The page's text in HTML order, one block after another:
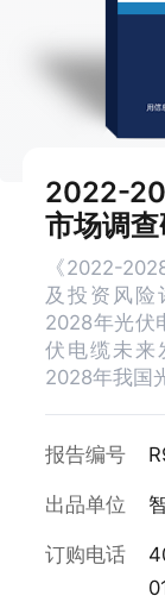
2022-
市场调
《2022-
及投资风
2028年光伏
伏电缆未来
2028年我国
报告编号
出品单位
订购电话